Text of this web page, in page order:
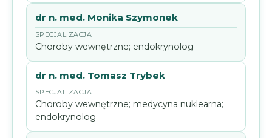
dr n. med. Monika Szymonek
Choroby wewnętrzne; endokrynolog
dr n. med. Tomasz Trybek
Choroby wewnętrzne; medycyna nuklearna;
endokrynolog